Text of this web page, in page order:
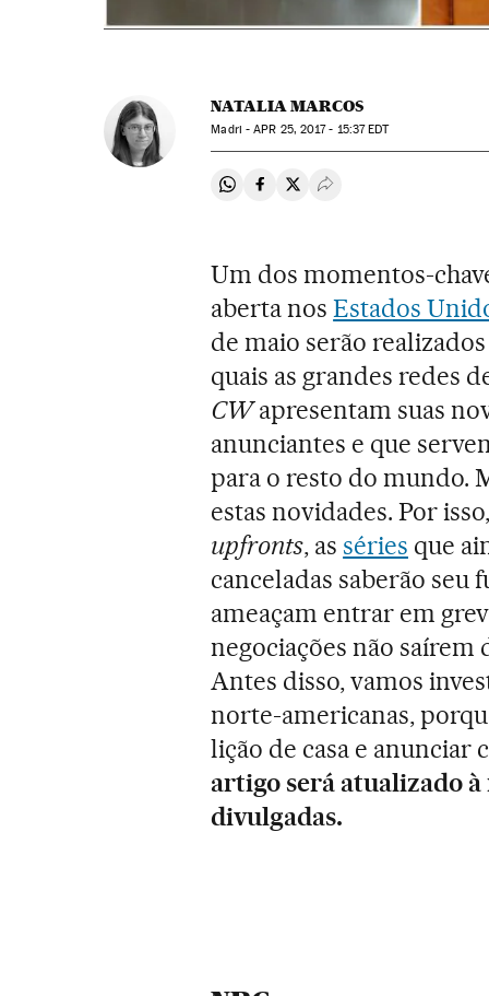
NATALIA MARCOS
Madri -APR 25, 2017 - 15:37EDT
Compartir en Whatsapp
Compartir en Facebook
Compartir en Twitter
Desplegar Redes
Um dos momentos-
aberta nosEstados
de maio serão
quais as grandes redes
CWapresentam suas
anunciantes e que
para o resto do mundo.
estas novidades. Por
upfronts, asséries que
canceladas saberão seu
ameaçam entrar em
negociações não saírem
Antes disso, vamos
norte-americanas,
lição de casa e anunciar
artigo será atualizado
divulgadas.